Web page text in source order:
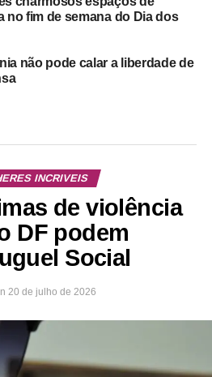
no fim de semana do Dia dos
não pode calar a liberdade de
INCRIVEIS
de violência
DF podem
Social
20 de julho de 2026